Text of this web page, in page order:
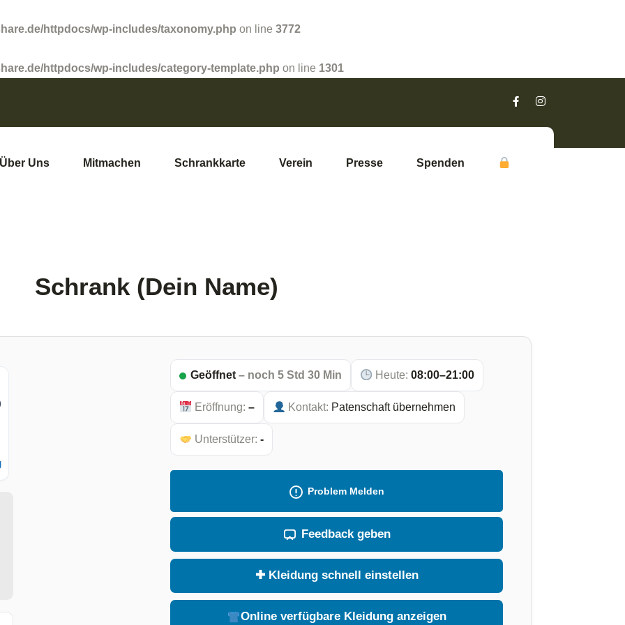
httpdocs/wp-includes/taxonomy.php on line 3772
httpdocs/wp-includes/category-template.php on line 1301
Über Uns Mitmachen Schrankkarte Verein Presse Spenden
Schrank (Dein Name)
Geöffnet – noch 5 Std 30 Min Heute: 08:00–21:00
Eröffnung: – Kontakt: Patenschaft übernehmen
Unterstützer: -
Problem Melden
Feedback geben
✚ Kleidung schnell einstellen
Online verfügbare Kleidung anzeigen